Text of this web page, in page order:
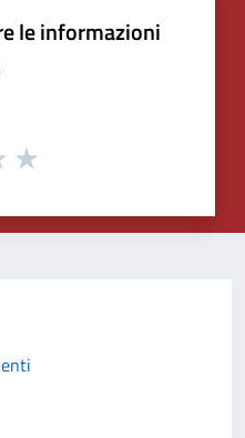
le informazioni